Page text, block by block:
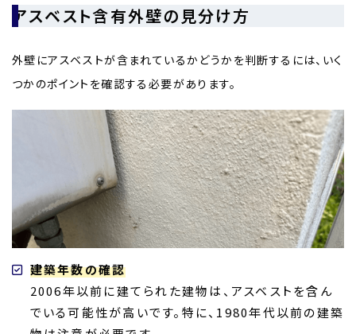
アスベスト含有外壁の見分け方
外壁にアスベストが含まれているかどうかを判断するには、いく
つかのポイントを確認する必要があります。
建築年数の確認
2006年以前に建てられた建物は、アスベストを含ん
でいる可能性が高いです。特に、1980年代以前の建築